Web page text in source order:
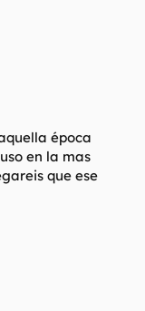
época
en la mas
que ese